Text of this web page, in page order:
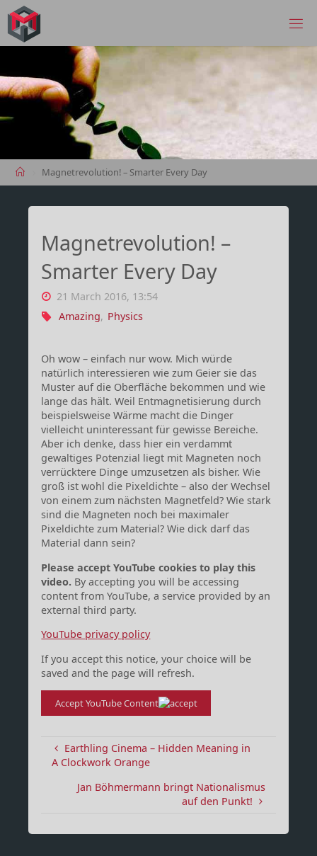
Skip
content
HomeMagnetrevolution! – Smarter Every Day
Magnetrevolution! –
Smarter Every Day
21 March 2016, 13:54
Amazing, Physics
Oh wow – einfach nur wow. Mich würde
natürlich interessieren wie zum Geier sie das
Muster auf die Oberfläche bekommen und wie
lange das hält. Weil Entmagnetisierung durch
beispielsweise Wärme macht die Dinger
vielleicht uninteressant für gewisse Bereiche.
Aber ich denke, dass hier ein verdammt
gewaltiges Potenzial liegt mit Magneten noch
verrücktere Dinge umzusetzen als bisher. Wie
groß ist wohl die Pixeldichte – also der Wechsel
von einem zum nächsten Magnetfeld? Wie stark
sind die Magneten noch bei maximaler
Pixeldichte zum Material? Wie dick darf das
Material dann sein?
Please accept YouTube cookies to play this
video. By accepting you will be accessing
content from YouTube, a service provided by an
external third party.
YouTube privacy policy
If you accept this notice, your choice will be
saved and the page will refresh.
Accept YouTube Content
Earthling Cinema – Hidden Meaning in
A Clockwork Orange
Jan Böhmermann bringt Nationalismus
auf den Punkt!